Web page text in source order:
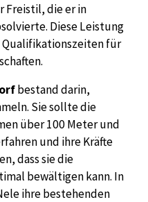
Freistil, die er in
Diese Leistung
für
bestand darin,
Sie sollte die
über 100 Meter und
und ihre Kräfte
dass sie die
bewältigen kann. In
ihre bestehenden